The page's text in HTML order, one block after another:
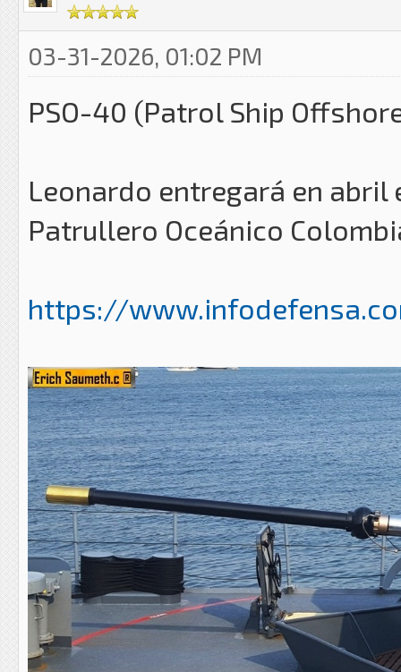
03-31-2026, 01:02 PM
PSO-40 (Patrol Ship
Leonardo entregará en
Patrullero Oceánico
https://